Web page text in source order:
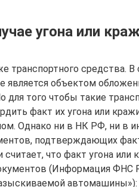
угона или
транспортного средства. В
является объектом
для того чтобы такие
факт их угона или
Однако ни в НК РФ, ни в
подтверждающих
что факт угона
(Информация ФНС
автомашины»):